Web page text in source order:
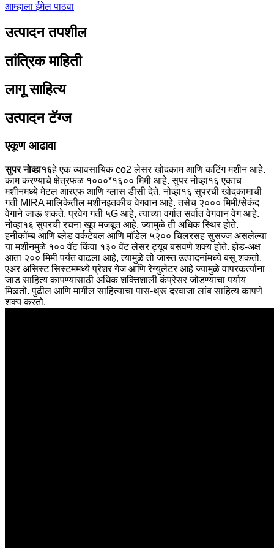
आम्हाला ईमेल पाठवा
उत्पादन तपशील
तांत्रिक माहिती
लागू साहित्य
उत्पादन टॅग्ज
एकूण आढावा
सुपर नोव्हा१६हे एक व्यावसायिक co2 लेसर खोदकाम आणि कटिंग मशीन आहे.
काम करण्याचे क्षेत्रफळ १०००*१६०० मिमी आहे. सुपर नोव्हा१६ एकाच
मशीनमध्ये मेटल आरएफ आणि ग्लास डीसी देते. नोव्हा१६ सुपरची खोदकामाची
गती MIRA मालिकेतील मशीनइतकीच वेगवान आहे. तसेच २००० मिमी/सेकंद
वेगाने जाऊ शकते, प्रवेग गती ५G आहे, त्याच्या वर्गात सर्वात वेगवान वेग आहे.
नोव्हा१६ सुपरची रचना खूप मजबूत आहे, ज्यामुळे ती अधिक स्थिर होते.
हनीकॉम्ब आणि ब्लेड वर्कटेबल आणि मॉडेल ५२०० चिलरसह सुसज्ज असलेल्या
या मशीनमुळे १०० वॅट किंवा १३० वॅट लेसर ट्यूब बसवणे शक्य होते. झेड-अक्ष
आता २०० मिमी पर्यंत वाढला आहे, त्यामुळे तो जास्त उत्पादनांमध्ये बसू शकतो.
एअर असिस्ट सिस्टममध्ये प्रेशर गेज आणि रेग्युलेटर आहे ज्यामुळे वापरकर्त्यांना
जाड साहित्य कापण्यासाठी अधिक शक्तिशाली कंप्रेसर जोडण्याचा पर्याय
मिळतो. पुढील आणि मागील साहित्याचा पास-थ्रू दरवाजा लांब साहित्य कापणे
शक्य करतो.